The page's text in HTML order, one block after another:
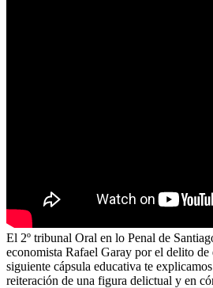
El 2º tribunal Oral en lo Penal de
economista Rafael Garay por el delito de
siguiente cápsula educativa te
reiteración de una figura delictual y en